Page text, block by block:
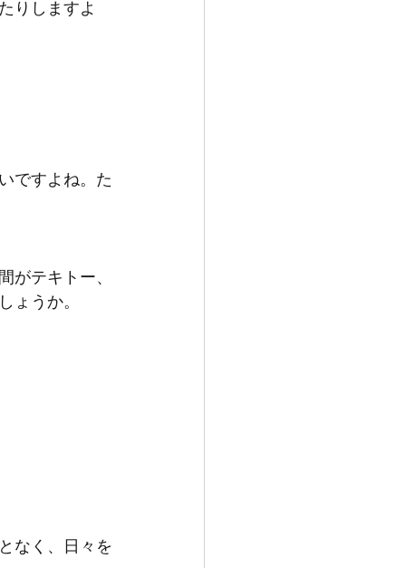
りしますよ
ですよね。た
テキトー、
うか。
なく、日々を